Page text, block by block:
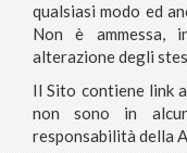
qualsiasi modo ed
Non è ammessa,
alterazione degli
Il Sito contiene link
non sono in
responsabilità della